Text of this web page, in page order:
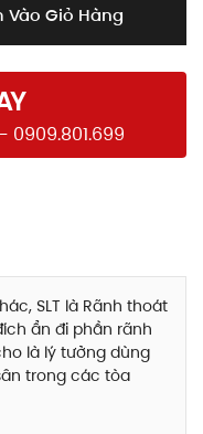
Vào Giỏ Hàng
0909.801.699
SLT là Rãnh thoát
ẩn đi phần rãnh
là lý tưởng dùng
trong các tòa